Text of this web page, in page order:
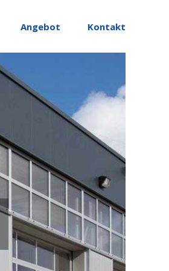
Angebot Kontakt